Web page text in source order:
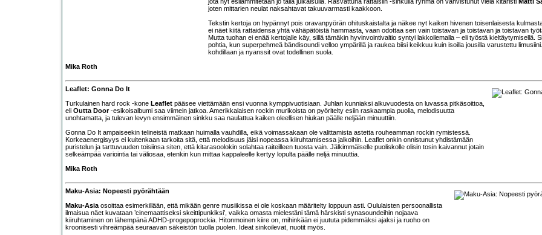
joten mittarien neulat naksahtavat takuuvarmasti kaakkoon.
Tekstin kertoja on hypännyt pois oravanpyörän ohituskaistalta ja näkee nyt kaiken hivenen toisenlaisesta
ei näet kiitä rattaidensa yhtä vähäpätöistä hammasta, vaan odottaa sen vain toistavan ja toistavan ja toistavan
Mutta tuohan ei enää kertojalle käy, sillä tämäkin hyvinvointivaltio syntyi lakkoilemalla – eli työstä kieltäytymisellä.
pohtia, kun superpehmeä bändisoundi velloo ympärillä ja raukea biisi keikkuu kuin isoilla jousilla varustettu
kohdillaan ja nyanssit ovat todellinen suola.
Mika Roth
Leaflet: Gonna Do It
Turkulainen hard rock -kone Leaflet pääsee viettämään ensi vuonna kymppivuotisiaan. Juhlan kunniaksi alkuvuodesta on luvassa pitkäsoittoa,
eli Outta Door-esikoisalbumi saa viimein jatkoa. Amerikkalaisen rockin murikoista on pyöritelty esiin raskaampia puolia, melodisuutta
unohtamatta, ja tulevan levyn ensimmäinen sinkku saa naulattua kaiken oleellisen hiukan päälle neljään minuuttiin.
Gonna Do It ampaiseekin telineistä matkaan huimalla vauhdilla, eikä voimassakaan ole valittamista astetta rouheamman rockin rymistessä.
Korkeaenergisyys ei kuitenkaan tarkoita sitä, että melodisuus jäisi nopeassa kiiruhtamisessa jalkoihin. Leaflet onkin onnistunut yhdistämään
puristelun ja tarttuvuuden toisiinsa siten, että kitarasoolokin solahtaa raiteilleen tuosta vain. Jälkimmäiselle puoliskolle olisin tosin kaivannut jotain
selkeämpää variointia tai väliosaa, etenkin kun mittaa kappaleelle kertyy lopulta päälle neljä minuuttia.
Mika Roth
Maku-Asia: Nopeesti pyörähtään
Maku-Asia osoittaa esimerkillään, että mikään genre musiikissa ei ole koskaan määritelty loppuun asti. Oululaisten persoonallista
ilmaisua näet kuvataan ’cinemaattiseksi skeittipunkiksi’, vaikka omasta mielestäni tämä härskisti synasoundeihin nojaava
kiiruhtaminen on lähempänä ADHD-progepoprockia. Hitonmoinen kiire on, mihinkään ei juututa pidemmäksi ajaksi ja ruoho on
kroonisesti vihreämpää seuraavan säkeistön tuolla puolen. Ideat sinkoilevat, nuotit myös.